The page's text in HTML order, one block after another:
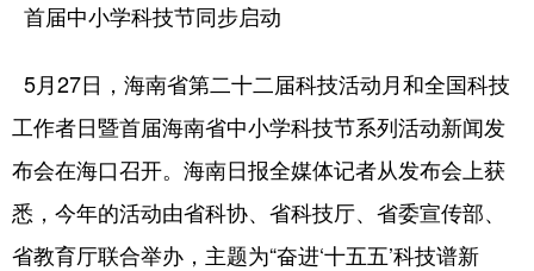
首届中小学科技节同步启动
5月27日，海南省第二十二届科技活动月和全国科技
工作者日暨首届海南省中小学科技节系列活动新闻发
布会在海口召开。海南日报全媒体记者从发布会上获
悉，今年的活动由省科协、省科技厅、省委宣传部、
省教育厅联合举办，主题为“奋进‘十五五’科技谱新